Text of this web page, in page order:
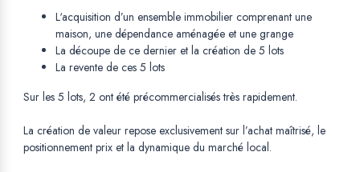
L‘acquisition d’un ensemble immobilier comprenant une
maison, une dépendance aménagée et une grange
La découpe de ce dernier et la création de 5 lots
La revente de ces 5 lots
Sur les 5 lots, 2 ont été précommercialisés très rapidement.
La création de valeur repose exclusivement sur l’achat maîtrisé, le
positionnement prix et la dynamique du marché local.